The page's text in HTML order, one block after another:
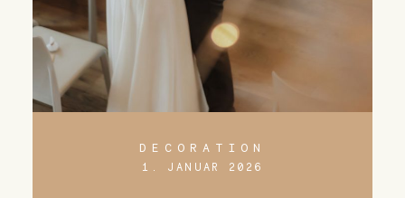
DECORATION
1. JANUAR 2026